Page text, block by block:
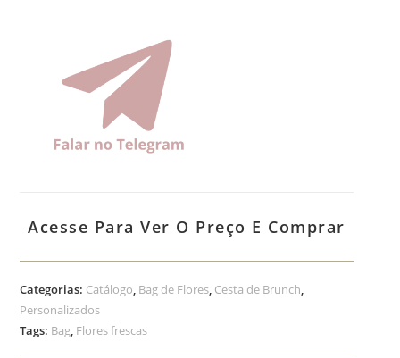
Acesse Para Ver O Preço E Comprar
Categorias: Catálogo Bag de Flores Cesta de Brunch
Personalizados
Tags: Bag Flores frescas